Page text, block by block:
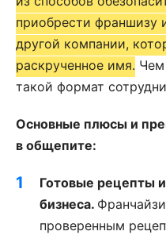
приобрести франшизу
другой компании,
раскрученное имя. Чем
такой формат
Основные плюсы и
в общепите:
Готовые рецепты
бизнеса.
проверенным